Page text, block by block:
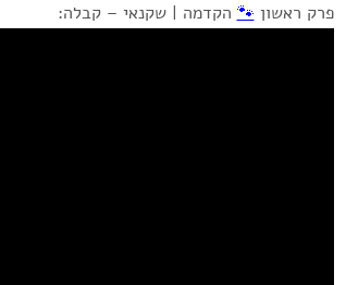
פרק ראשון 🐾 הקדמה | שקנאי – קבלה: